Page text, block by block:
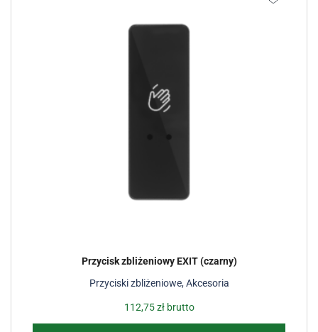
Przyciski zbliżeniowe,Akcesoria
Przycisk zbliżeniowy EXIT (czarny)
112,75złbrutto